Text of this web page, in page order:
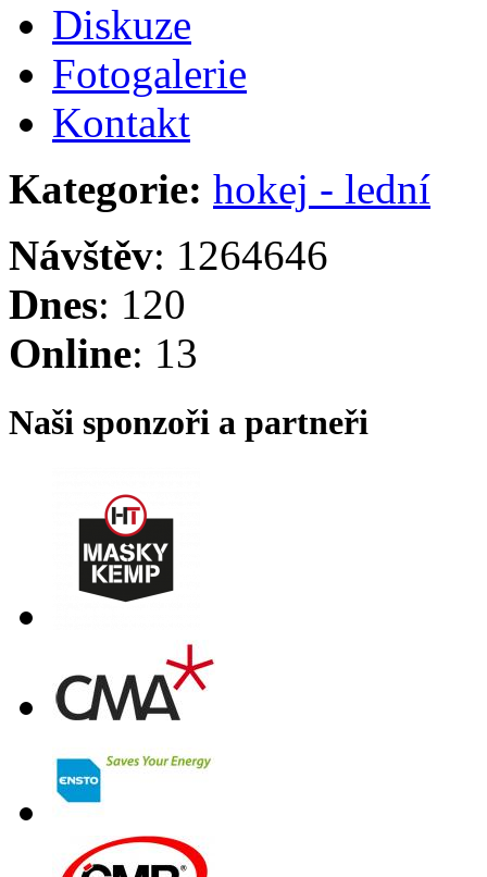
Diskuze
Fotogalerie
Kontakt
Kategorie: hokej - lední
Návštěv: 1264646
Dnes: 120
Online: 13
Naši sponzoři a partneři